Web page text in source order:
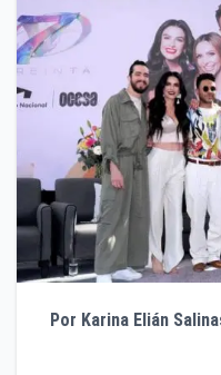
Por Karina Elián